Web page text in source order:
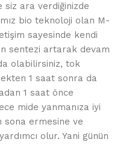
siz ara verdiğinizde
bio teknoloji olan M-
sayesinde kendi
sentezi artarak devam
olabilirsiniz, tok
1 saat sonra da
1 saat önce
mide yanmanıza iyi
sona ermesine ve
olur. Yani günün